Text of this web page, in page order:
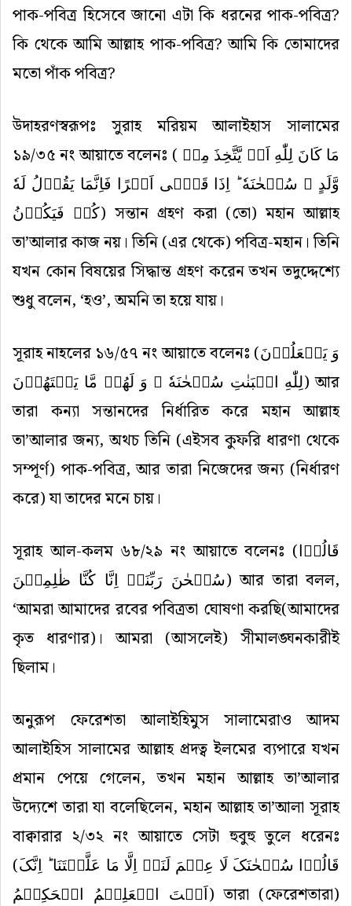
পাক-পবিত্র হিসেবে জানো এটা কি ধরনের পাক-পবিত্র?
কি থেকে আমি আল্লাহ পাক-পবিত্র? আমি কি তোমাদের
মতো পাঁক পবিত্র?
উদাহরণস্বরূপঃ সুরাহ মরিয়ম আলাইহাস সালামের
১৯/৩৫ নং আয়াতে বলেনঃ ( مَا کَانَ لِلّٰهِ اَنۡ یَّتَّخِذَ مِنۡ
وَّلَدٍ ۙ سُبۡحٰنَهٗ ؕ اِذَا قَضٰۤی اَمۡرًا فَاِنَّمَا یَقُوۡلُ لَهٗ
کُنۡ فَیَکُوۡنُ) সন্তান গ্রহণ করা (তো) মহান আল্লাহ
তা’আলার কাজ নয়। তিনি (এর থেকে) পবিত্র-মহান। তিনি
যখন কোন বিষয়ের সিদ্ধান্ত গ্রহণ করেন তখন তদুদ্দেশ্যে
শুধু বলেন, ‘হও’, অমনি তা হয়ে যায়।
সূরাহ নাহলের ১৬/৫৭ নং আয়াতে বলেনঃ (وَ یَجۡعَلُوۡنَ
لِلّٰهِ الۡبَنٰتِ سُبۡحٰنَهٗ ۙ وَ لَهُمۡ مَّا یَشۡتَهُوۡنَ) আর
তারা কন্যা সন্তানদের নির্ধারিত করে মহান আল্লাহ
তা’আলার জন্য, অথচ তিনি (এইসব কুফরি ধারণা থেকে
সম্পূর্ণ) পাক-পবিত্র, আর তারা নিজেদের জন্য (নির্ধারণ
করে) যা তাদের মনে চায়।
সূরাহ আল-কলম ৬৮/২৯ নং আয়াতে বলেনঃ (قَالُوۡا
سُبۡحٰنَ رَبِّنَاۤ اِنَّا کُنَّا ظٰلِمِیۡنَ) আর তারা বলল,
‘আমরা আমাদের রবের পবিত্রতা ঘোষণা করছি(আমাদের
কৃত ধারণার)। আমরা (আসলেই) সীমালঙ্ঘনকারীই
ছিলাম।
অনুরূপ ফেরেশতা আলাইহিমুস সালামেরাও আদম
আলাইহিস সালামের আল্লাহ প্রদত্ব ইলমের ব্যপারে যখন
প্রমান পেয়ে গেলেন, তখন মহান আল্লাহ তা’আলার
উদ্যেশে তারা যা বলেছিলেন, মহান আল্লাহ তা’আলা সূরাহ
বাক্বারার ২/৩২ নং আয়াতে সেটা হুবুহু তুলে ধরেনঃ
(قَالُوۡا سُبۡحٰنَکَ لَا عِلۡمَ لَنَاۤ اِلَّا مَا عَلَّمۡتَنَا ؕ اِنَّکَ
اَنۡتَ الۡعَلِیۡمُ الۡحَکِیۡمُ) তারা (ফেরেশতারা)